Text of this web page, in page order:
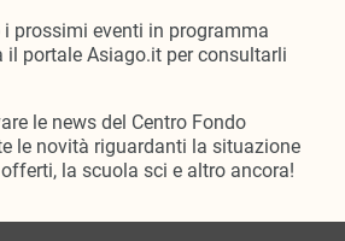
prossimi eventi in programma
portale Asiago.it per consultarli
le news del Centro Fondo
le novità riguardanti la situazione
la scuola sci e altro ancora!